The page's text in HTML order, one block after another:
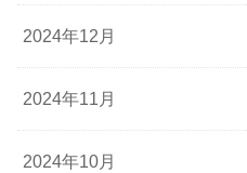
2024年12月
2024年11月
2024年10月